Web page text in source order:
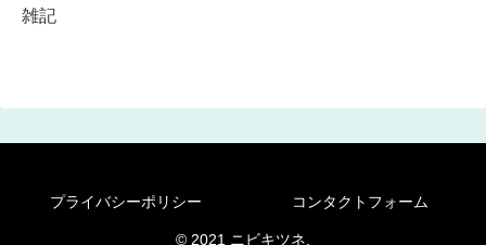
雑記
プライバシーポリシー コンタクトフォーム
© 2021 ニビキツネ.